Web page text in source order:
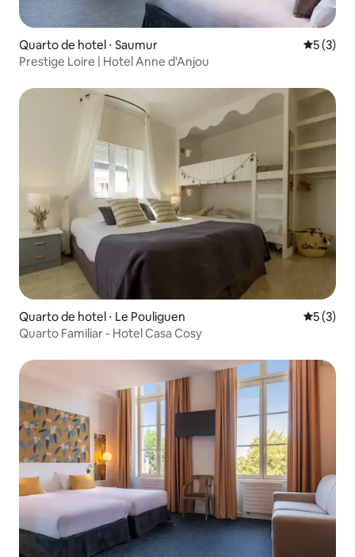
Quarto de hotel ⋅ Saumur 5 de
5 (3)
Prestige Loire | Hotel Anne d'Anjou
Quarto de hotel ⋅ Le Pouliguen 5 de
5 (3)
Quarto Familiar - Hotel Casa Cosy